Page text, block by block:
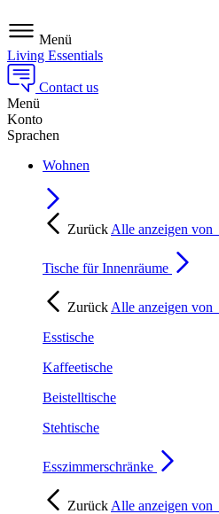
Menü
Living Essentials
Contact us
Menü
Konto
Sprachen
Wohnen
Zurück Alle anzeigen von
Tische für Innenräume
Zurück Alle anzeigen von
Esstische
Kaffeetische
Beistelltische
Stehtische
Esszimmerschränke
Zurück Alle anzeigen von